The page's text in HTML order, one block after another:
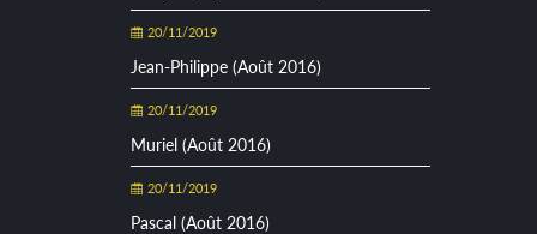
20/11/2019
Jean-Philippe (Août 2016)
20/11/2019
Muriel (Août 2016)
20/11/2019
Pascal (Août 2016)